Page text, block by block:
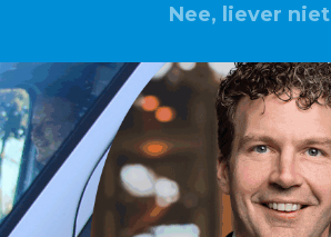
Nee, liever niet